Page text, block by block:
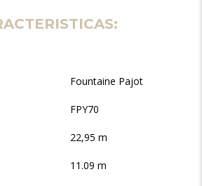
Fountaine Pajot
FPY70
22,95 m
11.09 m